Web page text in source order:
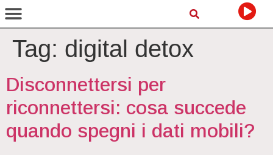
Tag: digital detox
Disconnettersi per
riconnettersi: cosa succede
quando spegni i dati mobili?